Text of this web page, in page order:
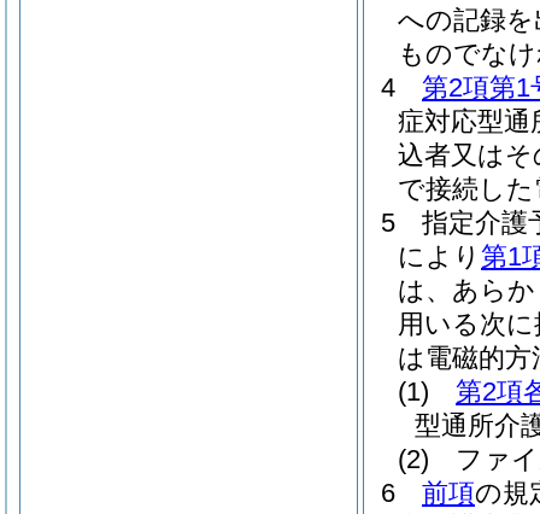
への記録
ものでな
4
第2項第1
症対応型通
込者又は
で接続し
5
指定介護
により 第1
は、あら
用いる次
は電磁的
(1)
第2項
型通所介
(2)
ファ
6
前項の規